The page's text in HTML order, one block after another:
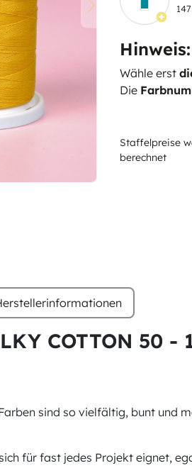
Hinweis:
Wähle erst
Die
Staffelpreise
berechnet
COTTON 50 -
sind so vielfältig, bunt und
für fast jedes Projekt eignet,